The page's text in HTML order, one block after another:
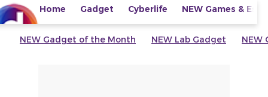
Home Gadget Cyberlife NEW Games &
NEW Gadget of the Month NEW Lab Gadget NEW